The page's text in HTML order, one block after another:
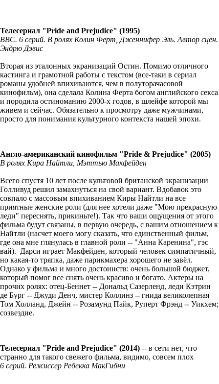
Телесериал "Pride and Prejudice" (1995)
BBC. 6 серий. В ролях Колин Ферт, Дженнифер Эль. Автор сцен.
Эндрю Дэвис
Вторая из эталонных экранизаций Остин. Помимо отличного
кастинга и грамотной работы с текстом (все-таки в сериал
романы удобней впихиваются, чем в полуторачасовой
кинофильм), она сделала Колина Ферта богом английского секса
и породила остиноманию 2000-х годов, в шлейфе которой мы
живем и сейчас. Обязательно к просмотру даже мужчинами,
просто для понимания культурного контекста нашей эпохи.
Англо-американский кинофильм "Pride & Prejudice" (2005)
В ролях Кира Найтли, Мэттью Макфейден
Всего спустя 10 лет после культовой британской экранизации
Голливуд решил замахнуться на свой вариант. Вдобавок это
совпало с массовым впихиванием Киры Найтли на все
приятные женские роли (для нее хотели даже "Мою прекрасную
леди" переснять, прикиньте!). Так что ваши ощущения от этого
фильма будут связаны, в первую очередь, с вашим отношением к
Найтли (насчет моего могу сказать, что единственный фильм,
где она мне глянулась в главной роли -- "Анна Каренина", гэс
вай). Дарси играет Макфейден, который человек симпатичный,
но какая-то тряпка, даже парикмахера хорошего не завёл.
Однако у фильма и много достоинств: очень большой бюджет,
который помог все снять очень красиво и богато. Актеры на
прочих ролях: отец-Беннет -- Дональд Сазерленд, леди Кэтрин
де Бург -- Джуди Денч, мистер Коллинз -- гнида великолепная
Том Холланд, Джейн -- Розамунд Пайк, Руперт Фрэнд -- Уикхем;
созвездие.
Телесериал "Pride and Prejudice" (2014) -- в сети нет, что
странно для такого свежего фильма, видимо, совсем плох
6 серий. Режиссер Ребекка МакГибни